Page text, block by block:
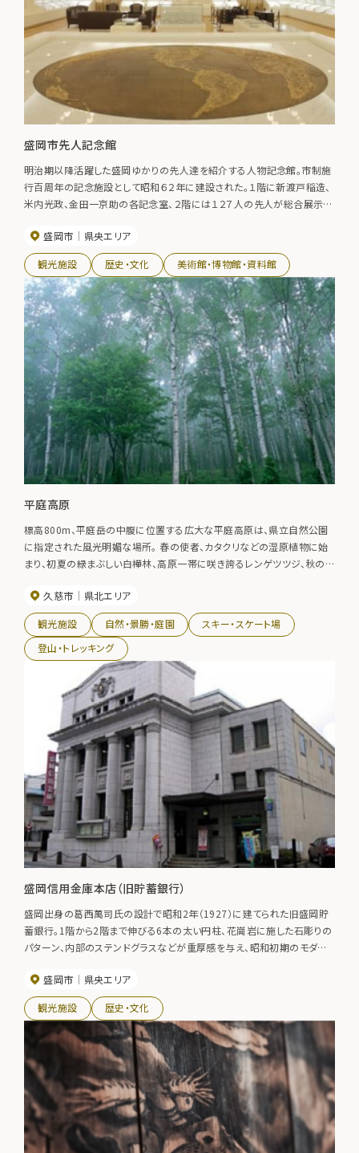
盛岡市先人記念館
明治期以降活躍した盛岡ゆかりの先人達を紹介する人物記念館。市制施
行百周年の記念施設として昭和６２年に建設された。１階に新渡戸稲造、
米内光政、金田一京助の各記念室、２階には１２７人の先人が総合展示さ
盛岡市
県央エリア
観光施設 歴史・文化 美術館・博物館・資料館
平庭高原
標高800m、平庭岳の中腹に位置する広大な平庭高原は、県立自然公園
に指定された風光明媚な場所。 春の使者、カタクリなどの湿原植物に始
まり、初夏の緑まぶしい白樺林、高原一帯に咲き誇るレンゲツツジ、秋の
ールドです。 【レンゲツツジ】6月上旬～中旬 【紅葉の見頃】10月中旬～
11月上旬
久慈市 県北エリア
観光施設 自然・景勝・庭園
スキー・スケート場
登山・トレッキング
盛岡信用金庫本店（旧貯蓄銀行）
盛岡出身の葛西萬司氏の設計で昭和2年（1927）に建てられた旧盛岡貯
蓄銀行。1階から2階まで伸びる6本の太い円柱、花崗岩に施した石彫りの
パターン、内部のステンドグラスなどが重厚感を与え、昭和初期のモダン
盛岡市
県央エリア
観光施設 歴史・文化